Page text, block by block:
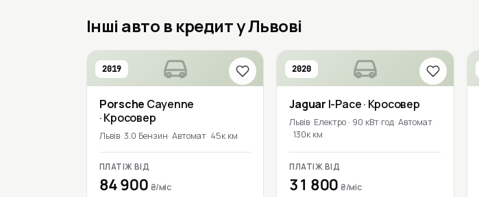
Інші авто в кредит у Львові
2019
Porsche Cayenne
· Кросовер
Львів 3.0 Бензин Автомат 45к км
ПЛАТІЖ ВІД
84 900 ₴/міс
2020
Jaguar I-Pace· Кросовер
Львів Електро · 90 кВт·год Автомат
130к км
ПЛАТІЖ ВІД
31 800₴/міс